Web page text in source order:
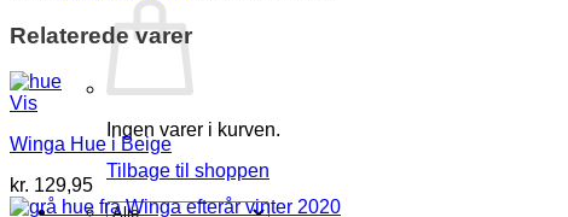
Ingen varer i kurven.
Tilbage til shoppen
Relaterede varer
Vis
Winga Hue i Beige
kr. 129,95